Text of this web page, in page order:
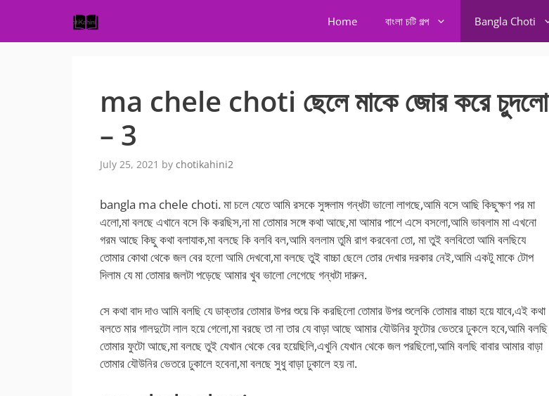
content
Home বাংলা চটি গল্প Bangla Choti
ma chele choti ছেলে মাকে জোর করে চুদলো
– 3
July 25, 2021 by chotikahini2
bangla ma chele choti. মা চলে যেতে আমি রসকে সুঙ্গলাম গন্ধটা ভালো লাগছে,আমি বসে আছি কিছুক্ষণ পর মা
এলো,মা বলছে এখানে বসে কি করছিস,না মা তোমার সঙ্গে কথা আছে,মা আমার পাশে এসে বসলো,আমি ভাবলাম মা এখনো
গরম আছে কিছু কথা বলাযাক,মা বলছে কি বলবি বল,আমি বললাম তুমি রাগ করবেনা তো, মা তুই বলবিতো আমি বলছিযে
তোমার কোথা থেকে জল বের হলো আমি দেখবো,মা বলছে তুই বাচ্চা ছেলে তোর দেখার দরকার নেই,আমি একটু মাকে টোপ
দিলাম যে মা তোমার জলটা পড়েছে আমার খুব ভালো লেগেছে গন্ধটা দারুন.
সে কথা বাদ দাও আমি বলছি যে ডাক্তার তোমার উপর শুয়ে কি করছিলো তোমার উপর শুলেকি তোমার বাচ্চা হয়ে যাবে,এই কথা
বলতে মার গালদুটো লাল হয়ে গেলো,মা বরছে তা না তার যে বাড়া আছে আমার যৌউনির ফুটোর ভেতরে ঢুকলে হবে,আমি বলছি
তোমার ফুটো আছে,মা বলছে তুই যেখান থেকে বের হয়েছিলি,এখুনি যেখান থেকে জল পরছিলো,আমি বলছি বাবার আমার বাড়া
তোমার যৌউনির ভেতরে ঢুকালে হবেনা,মা বলছে সুধু বাড়া ঢুকালে হয় না.